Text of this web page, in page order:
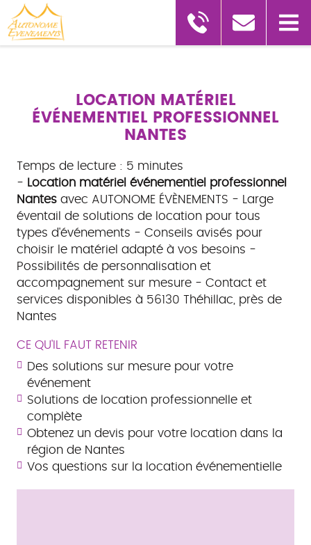
LOCATION MATÉRIEL
ÉVÉNEMENTIEL PROFESSIONNEL
NANTES
Temps de lecture : 5 minutes
- Location matériel événementiel professionnel
Nantesavec AUTONOME ÉVÈNEMENTS - Large
éventail de solutions de location pour tous
types d'événements - Conseils avisés pour
choisir le matériel adapté à vos besoins -
Possibilités de personnalisation et
accompagnement sur mesure - Contact et
services disponibles à 56130 Théhillac, près de
Nantes
CE QU'IL FAUT RETENIR
Des solutions sur mesure pour votre
événement
Solutions de location professionnelle et
complète
Obtenez un devis pour votre location dans la
région de Nantes
Vos questions sur la location événementielle